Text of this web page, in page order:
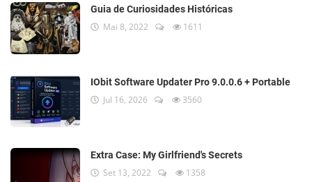
Guia de Curiosidades Históricas
Mai 8, 2022 1611
IObit Software Updater Pro 9.0.0.6 + Portable
Jul 16, 2026 3560
Extra Case: My Girlfriend's Secrets
Set 13, 2022 1358